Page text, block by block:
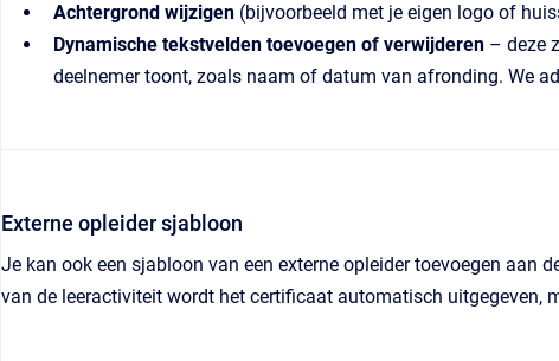
Achtergrond wijzigen (bijvoorbeeld met je eigen logo of
Dynamische tekstvelden toevoegen of verwijderen – deze
deelnemer toont, zoals naam of datum van afronding. We
Externe opleider sjabloon
Je kan ook een sjabloon van een externe opleider toevoegen aan
van de leeractiviteit wordt het certificaat automatisch uitgegeven,